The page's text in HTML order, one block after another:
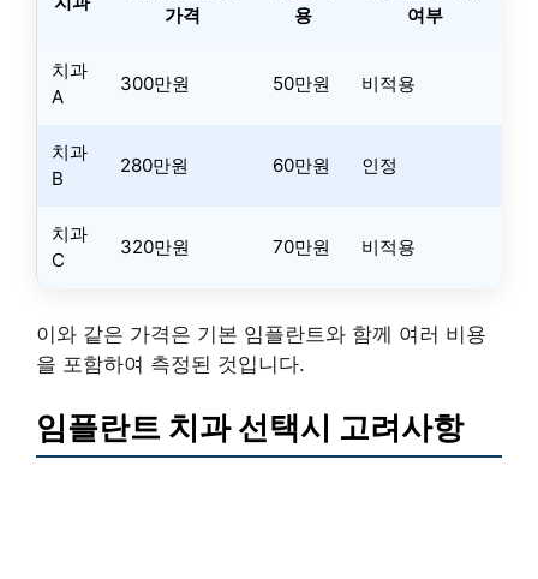
가격
용
여부
치과
A
300만원 50만원 비적용
치과
B
280만원 60만원 인정
치과
C
320만원 70만원 비적용
이와 같은 가격은 기본 임플란트와 함께 여러 비용
을 포함하여 측정된 것입니다.
임플란트 치과 선택시 고려사항